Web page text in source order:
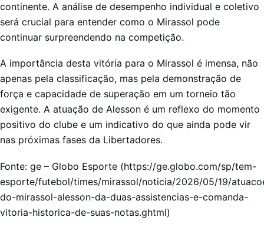
continente. A análise de desempenho individual e coletivo
será crucial para entender como o Mirassol pode
continuar surpreendendo na competição.
A importância desta vitória para o Mirassol é imensa, não
apenas pela classificação, mas pela demonstração de
força e capacidade de superação em um torneio tão
exigente. A atuação de Alesson é um reflexo do momento
positivo do clube e um indicativo do que ainda pode vir
nas próximas fases da Libertadores.
Fonte: ge – Globo Esporte (https://ge.globo.com/sp/tem-
esporte/futebol/times/mirassol/noticia/2026/05/19/
do-mirassol-alesson-da-duas-assistencias-e-comanda-
vitoria-historica-de-suas-notas.ghtml)